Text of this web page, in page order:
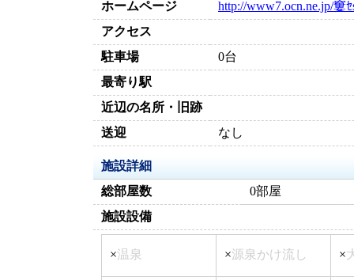
ホームページ
http://www7.ocn.ne.jp/窶ｾ
アクセス
駐車場
0台
最寄り駅
近辺の名所・旧跡
送迎
なし
施設詳細
総部屋数
0部屋
施設設備
×温泉 ×源泉かけ流し ×